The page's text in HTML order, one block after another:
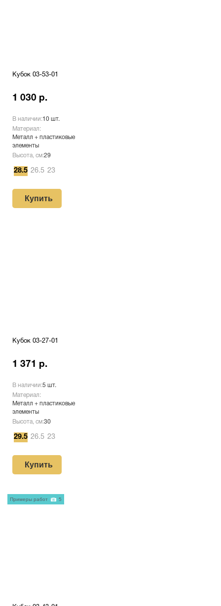
Кубок 03-53-01
1 030 р.
В наличии:10 шт.
Материал:
Металл + пластиковые
элементы
Высота, см:29
28.5 26.5 23
Купить
Кубок 03-27-01
1 371 р.
В наличии:5 шт.
Материал:
Металл + пластиковые
элементы
Высота, см:30
29.5 26.5 23
Купить
Примеры работ 5